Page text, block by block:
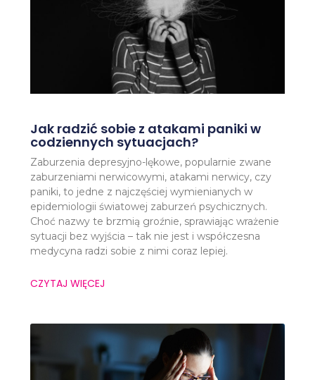
Jak radzić sobie z atakami paniki w
codziennych sytuacjach?
Zaburzenia depresyjno-lękowe, popularnie zwane
zaburzeniami nerwicowymi, atakami nerwicy, czy
paniki, to jedne z najczęściej wymienianych w
epidemiologii światowej zaburzeń psychicznych.
Choć nazwy te brzmią groźnie, sprawiając wrażenie
sytuacji bez wyjścia – tak nie jest i współczesna
medycyna radzi sobie z nimi coraz lepiej.
CZYTAJ WIĘCEJ